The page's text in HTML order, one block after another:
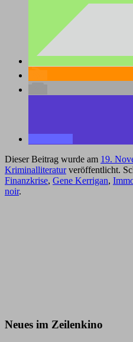
Dieser Beitrag wurde am 19.
Kriminalliteraturveröffentlicht.
Finanzkrise, Gene Kerrigan,
noir.
Neues im Zeilenkino